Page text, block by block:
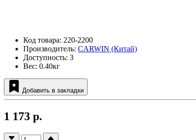
Код товара: 220-2200
Производитель: CARWIN (Китай)
Доступность: 3
Вес: 0.40кг
Добавить в закладки
1 173 р.